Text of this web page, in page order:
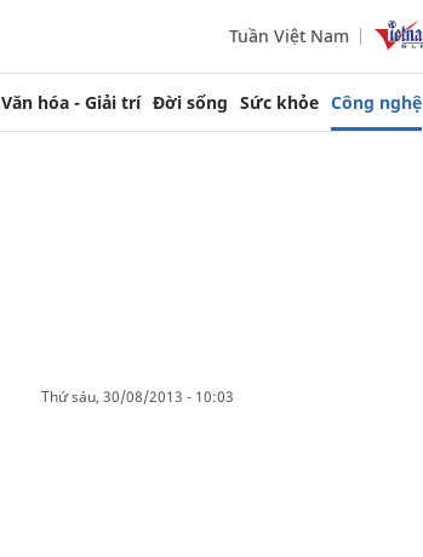
Tuần Việt Nam
Văn hóa - Giải trí Đời sống Sức khỏe Công nghệ
thứ sáu, 30/08/2013 - 10:03